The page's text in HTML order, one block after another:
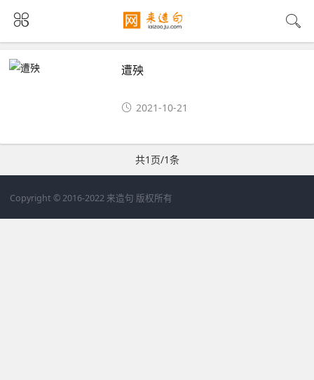
遭殃
2021-10-21
共1页/1条
Copyright © 2016-2022 来造句 版权所有